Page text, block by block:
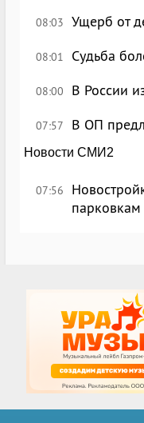
08:03 Ущерб от
08:01 Судьба
08:00 В России
07:57 В ОП
Новости СМИ2
07:56
парковкам